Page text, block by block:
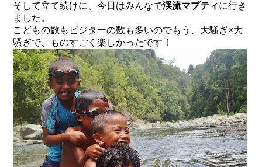
そして立て続けに、今日はみんなで渓流マプティに行き
ました。
こどもの数もビジターの数も多いのでもう、大騒ぎ×大
騒ぎで、ものすごく楽しかったです！